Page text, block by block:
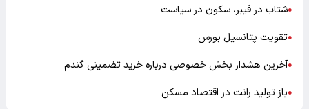
●شتاب در فیبر، سکون در سیاست
●تقویت پتانسیل بورس
●آخرین هشدار بخش خصوصی درباره خرید تضمینی گندم
●باز تولید رانت در اقتصاد مسکن